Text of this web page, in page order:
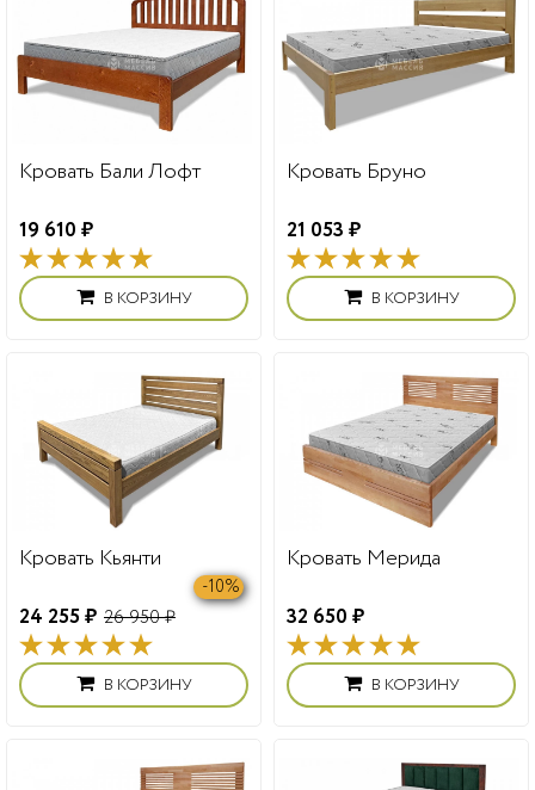
Кровать Бали Лофт
19 610 ₽
В КОРЗИНУ
Кровать Бруно
21 053 ₽
В КОРЗИНУ
Кровать Кьянти
24 255 ₽ 26 950 ₽
-10%
В КОРЗИНУ
Кровать Мерида
32 650 ₽
В КОРЗИНУ